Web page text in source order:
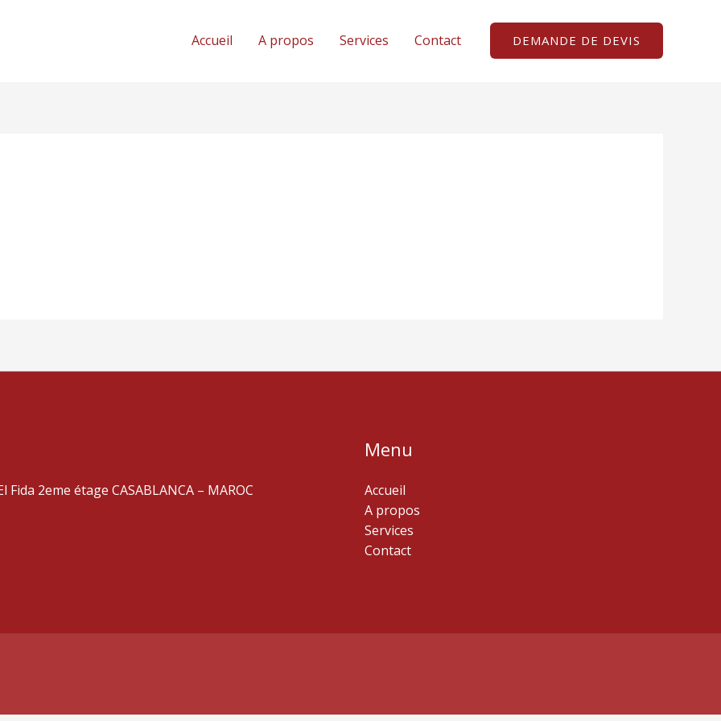
Accueil A propos Services Contact DEMANDE DE DEVIS
2eme étage CASABLANCA – MAROC
Menu
Accueil
A propos
Services
Contact